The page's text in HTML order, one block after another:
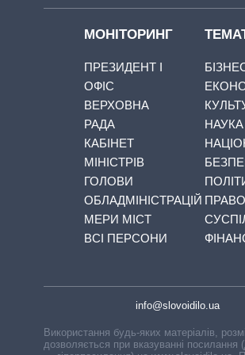
МОНІТОРИНГ
ПРЕЗИДЕНТ І
ОФІС
ВЕРХОВНА
РАДА
КАБІНЕТ
МІНІСТРІВ
ГОЛОВИ
ОБЛАДМІНІСТРАЦІЙ
МЕРИ МІСТ
ВСІ ПЕРСОНИ
НАУКА
ПРАВО
info@slovoidilo.ua
Використання будь-яких матеріалів,
дозволяється при вказуванні посилання